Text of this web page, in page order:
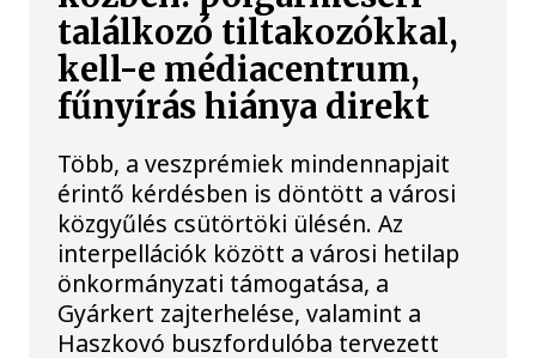
találkozó tiltakozókkal,
kell-e médiacentrum,
fűnyírás hiánya direkt
Több, a veszprémiek mindennapjait
érintő kérdésben is döntött a városi
közgyűlés csütörtöki ülésén. Az
interpellációk között a városi hetilap
önkormányzati támogatása, a
Gyárkert zajterhelése, valamint a
Haszkovó buszfordulóba tervezett